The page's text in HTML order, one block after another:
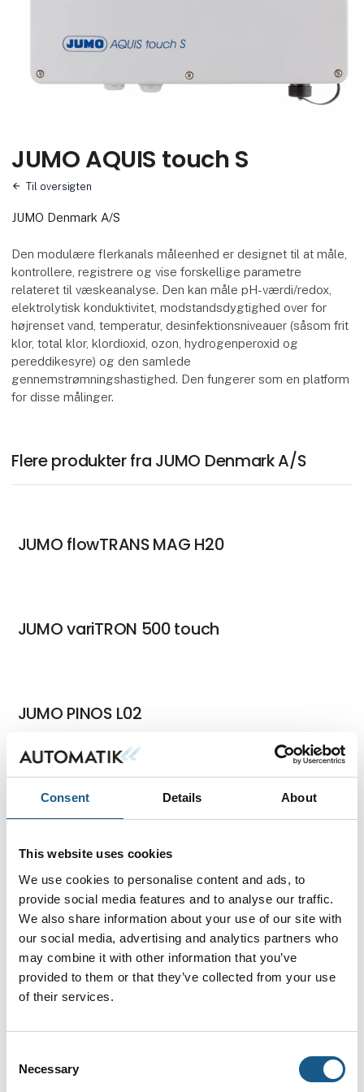
Consent Details About
This website uses cookies
We use cookies to personalise content and ads, to
provide social media features and to analyse our traffic.
We also share information about your use of our site with
our social media, advertising and analytics partners who
may combine it with other information that you’ve
provided to them or that they’ve collected from your use
of their services.
Selection
Necessary
JUMO AQUIS touch S
Til oversigten
JUMO Denmark A/S
Den modulære flerkanals måleenhed er designet til at måle,
kontrollere, registrere og vise forskellige parametre
relateret til væskeanalyse. Den kan måle pH-værdi/redox,
elektrolytisk konduktivitet, modstandsdygtighed over for
højrenset vand, temperatur, desinfektionsniveauer (såsom frit
klor, total klor, klordioxid, ozon, hydrogenperoxid og
pereddikesyre) og den samlede
gennemstrømningshastighed. Den fungerer som en platform
for disse målinger.
Flere produkter fra JUMO Denmark A/S
JUMO flowTRANS MAG H20
JUMO variTRON 500 touch
JUMO PINOS L02
JUMO digiLine CR ST10
JUMO flowTRANS US W02
JUMO SIRAS P21 AR